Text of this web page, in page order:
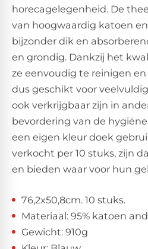
horecagelegenheid. De
van hoogwaardig katoen
bijzonder dik en
en grondig. Dankzij het
ze eenvoudig te reinigen
dus geschikt voor
ook verkrijgbaar zijn in
bevordering van de
een eigen kleur doek
verkocht per 10 stuks, zijn
en bieden waar voor hun
76,2x50,8cm. 10 stuks.
Materiaal: 95% katoen
Gewicht: 910g